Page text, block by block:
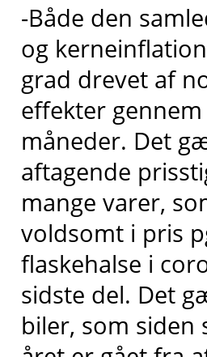
-Både den
og
grad drevet af
effekter
måneder. Det
aftagende
mange varer,
voldsomt i pris
flaskehalse i
sidste del. Det
biler, som siden